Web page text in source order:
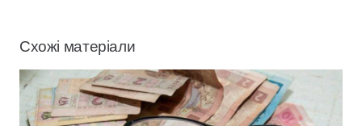
Схожі матеріали